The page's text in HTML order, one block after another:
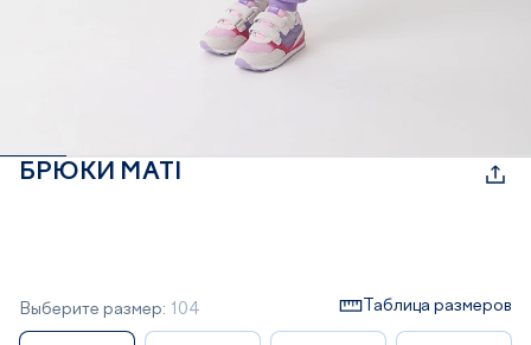
БРЮКИ MATI
Выберите размер: 104 Таблица размеров